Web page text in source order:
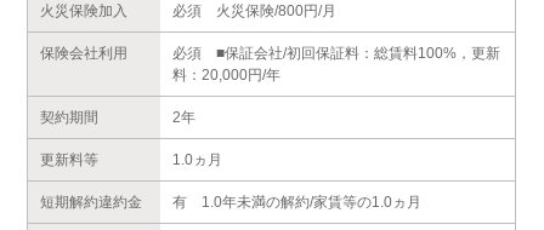
火災保険加入 必須 火災保険/800円/月
保険会社利用
必須 ■保証会社/初回保証料：総賃料100%，更新
料：20,000円/年
契約期間 2年
更新料等 1.0ヵ月
短期解約違約金 有 1.0年未満の解約/家賃等の1.0ヵ月